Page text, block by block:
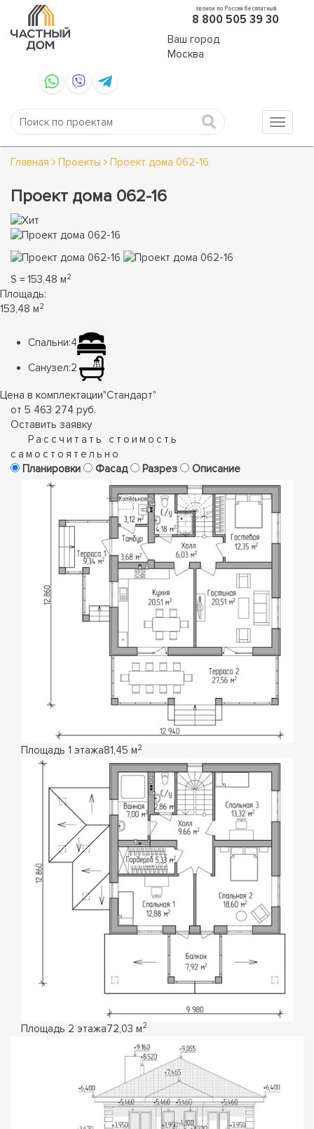
звонок по России бесплатный
8 800 505 39 30
Ваш город
Москва
Главная Проекты Проект дома 062-16
Проект дома 062-16
S = 153,48 м2
Площадь:
153,48 м2
Спальни:4
Санузел:2
Цена в комплектации"Стандарт"
от 5 463 274 руб.
Оставить заявку
Рассчитать стоимость
самостоятельно
Планировки
Фасад Разрез Описание
Площадь 1 этажа81,45 м2
Площадь 2 этажа72,03 м2